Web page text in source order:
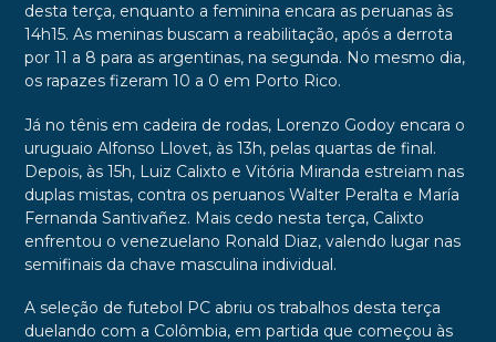
desta terça, enquanto a feminina encara as peruanas às
14h15. As meninas buscam a reabilitação, após a derrota
por 11 a 8 para as argentinas, na segunda. No mesmo dia,
os rapazes fizeram 10 a 0 em Porto Rico.
Já no tênis em cadeira de rodas, Lorenzo Godoy encara o
uruguaio Alfonso Llovet, às 13h, pelas quartas de final.
Depois, às 15h, Luiz Calixto e Vitória Miranda estreiam nas
duplas mistas, contra os peruanos Walter Peralta e María
Fernanda Santivañez. Mais cedo nesta terça, Calixto
enfrentou o venezuelano Ronald Diaz, valendo lugar nas
semifinais da chave masculina individual.
A seleção de futebol PC abriu os trabalhos desta terça
duelando com a Colômbia, em partida que começou às